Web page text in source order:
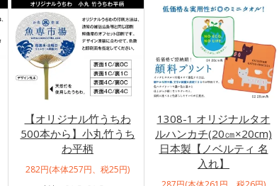
【オリジナル竹うちわ
500本から】小丸竹うち
わ平柄
282円(本体257円、税25円)
1308-1 オリジナルタオ
ルハンカチ(20㎝×20cm)
日本製【ノベルティ 名
入れ】